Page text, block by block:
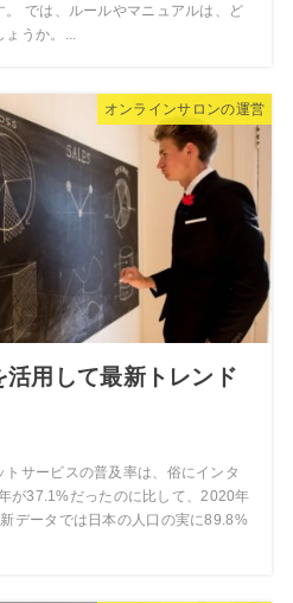
では、ルールやマニュアルは、ど
うか。...
オンラインサロンの運営
用して最新トレンド
トサービスの普及率は、俗にインタ
が37.1%だったのに比して、2020年
データでは日本の人口の実に89.8%